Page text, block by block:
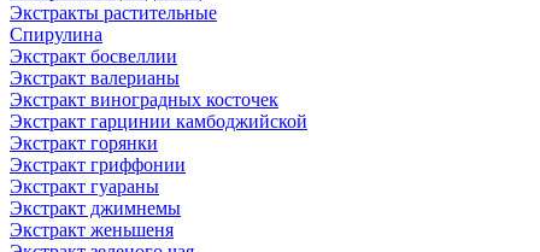
Экстракты растительные
Спирулина
Экстракт босвеллии
Экстракт валерианы
Экстракт виноградных косточек
Экстракт гарцинии камбоджийской
Экстракт горянки
Экстракт гриффонии
Экстракт гуараны
Экстракт джимнемы
Экстракт женьшеня